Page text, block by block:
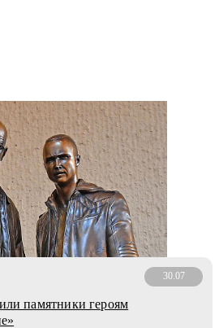
30.07
памятники героям